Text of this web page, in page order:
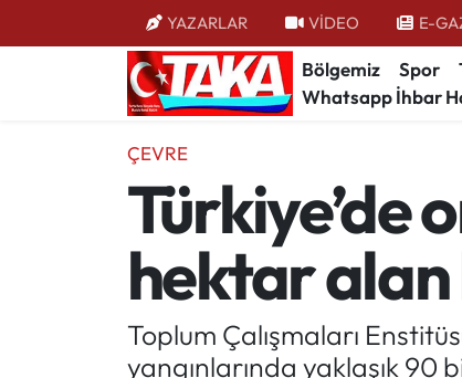
YAZARLAR VİDEO E-
Bölgemiz Spor
Whatsapp İhbar
ÇEVRE
Türkiye’de
hektar alan
Toplum Çalışmaları
yangınlarında yaklaşık 90
Bölgemiz
Kültür/Sanat
Politik Kulis
Trabzon Nöbetçi Eczaneler
Trabzon Trafik Yoğunluk Haritası
Süper Lig Puan Durumu ve Fikstür
Son Dakika Haberleri